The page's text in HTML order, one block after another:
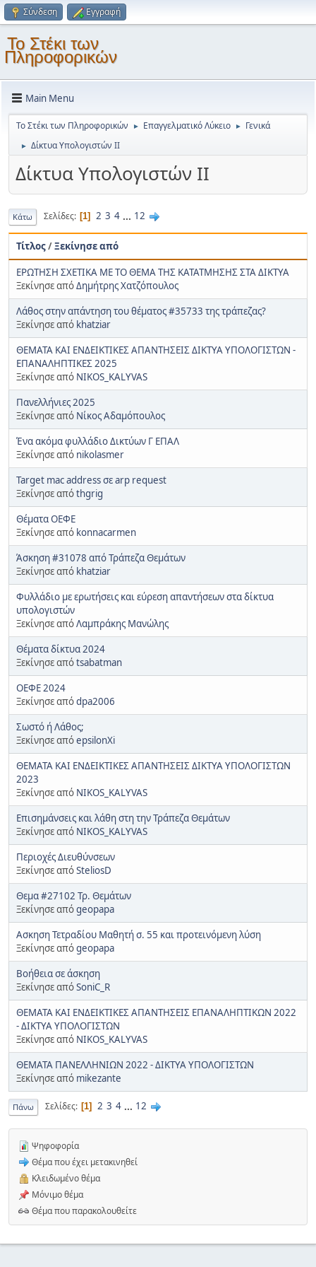
Σύνδεση Εγγραφή
Το Στέκι των
Πληροφορικών
Main Menu
Το Στέκι των Πληροφορικών ► Επαγγελματικό Λύκειο ► Γενικά
► Δίκτυα Υπολογιστών ΙΙ
Δίκτυα Υπολογιστών ΙΙ
Κάτω Σελίδες 1 2 3 4 ... 12
Τίτλος/Ξεκίνησε από
ΕΡΩΤΗΣΗ ΣΧΕΤΙΚΑ ΜΕ ΤΟ ΘΕΜΑ ΤΗΣ ΚΑΤΑΤΜΗΣΗΣ ΣΤΑ ΔΙΚΤΥΑ
Ξεκίνησε απόΔημήτρης Χατζόπουλος
Λάθος στην απάντηση του θέματος #35733 της τράπεζας?
Ξεκίνησε από khatziar
ΘΕΜΑΤΑ ΚΑΙ ΕΝΔΕΙΚΤΙΚΕΣ ΑΠΑΝΤΗΣΕΙΣ ΔΙΚΤΥΑ ΥΠΟΛΟΓΙΣΤΩΝ -
ΕΠΑΝΑΛΗΠΤΙΚΕΣ 2025
Ξεκίνησε από NIKOS_KALYVAS
Πανελλήνιες 2025
Ξεκίνησε από Νίκος Αδαμόπουλος
Ένα ακόμα φυλλάδιο Δικτύων Γ ΕΠΑΛ
Ξεκίνησε από nikolasmer
Target mac address σε arp request
Ξεκίνησε απόthgrig
Θέματα ΟΕΦΕ
Ξεκίνησε από konnacarmen
Άσκηση #31078 από Τράπεζα Θεμάτων
Ξεκίνησε από khatziar
Φυλλάδιο με ερωτήσεις και εύρεση απαντήσεων στα δίκτυα
υπολογιστών
Ξεκίνησε απόΛαμπράκης Μανώλης
Θέματα δίκτυα 2024
Ξεκίνησε απόtsabatman
ΟΕΦΕ 2024
Ξεκίνησε απόdpa2006
Σωστό ή Λάθος;
Ξεκίνησε απόepsilonXi
ΘΕΜΑΤΑ ΚΑΙ ΕΝΔΕΙΚΤΙΚΕΣ ΑΠΑΝΤΗΣΕΙΣ ΔΙΚΤΥΑ ΥΠΟΛΟΓΙΣΤΩΝ
2023
Ξεκίνησε από NIKOS_KALYVAS
Επισημάνσεις και λάθη στη την Τράπεζα Θεμάτων
Ξεκίνησε από NIKOS_KALYVAS
Περιοχές Διευθύνσεων
Ξεκίνησε απόSteliosD
Θεμα #27102 Τρ. Θεμάτων
Ξεκίνησε απόgeopapa
Ασκηση Τετραδίου Μαθητή σ. 55 και προτεινόμενη λύση
Ξεκίνησε απόgeopapa
Βοήθεια σε άσκηση
Ξεκίνησε απόSoniC_R
ΘΕΜΑΤΑ ΚΑΙ ΕΝΔΕΙΚΤΙΚΕΣ ΑΠΑΝΤΗΣΕΙΣ ΕΠΑΝΑΛΗΠΤΙΚΩΝ 2022
- ΔΙΚΤΥΑ ΥΠΟΛΟΓΙΣΤΩΝ
Ξεκίνησε από NIKOS_KALYVAS
ΘΕΜΑΤΑ ΠΑΝΕΛΛΗΝΙΩΝ 2022 - ΔΙΚΤΥΑ ΥΠΟΛΟΓΙΣΤΩΝ
Ξεκίνησε από mikezante
Πάνω Σελίδες 1 2 3 4 ... 12
Ψηφοφορία
Θέμα που έχει μετακινηθεί
Κλειδωμένο θέμα
Μόνιμο θέμα
Θέμα που παρακολουθείτε